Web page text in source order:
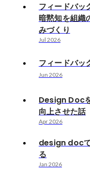
フィードバッ
暗黙知を組織
みづくり
Jul 2026
フィードバッ
Jun 2026
Design Doc
向上させた話
Apr 2026
design doc
る
Jan 2026